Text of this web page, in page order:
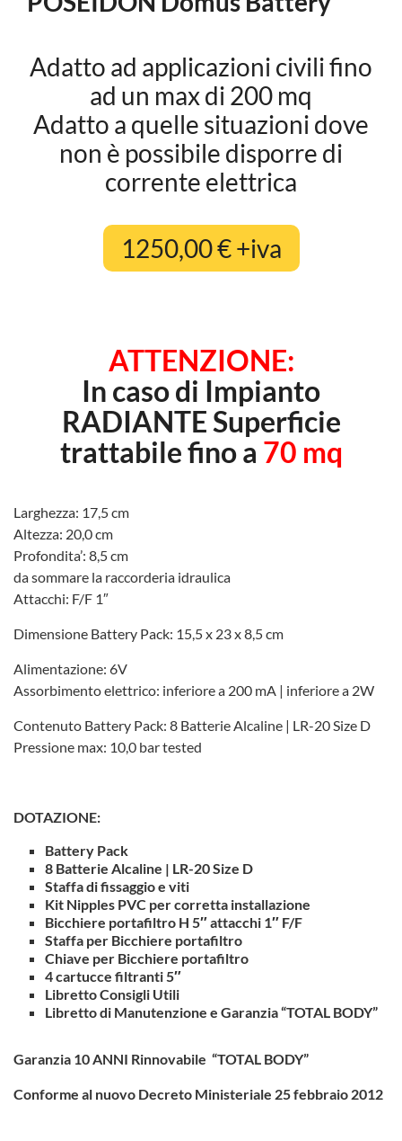
Adatto ad applicazioni civili fino
ad un max di 200 mq
Adatto a quelle situazioni dove
non è possibile disporre di
corrente elettrica
1250,00 € +iva
ATTENZIONE:
In caso di Impianto
RADIANTE Superficie
trattabile fino a 70 mq
Larghezza: 17,5 cm
Altezza: 20,0 cm
Profondita’: 8,5 cm
da sommare la raccorderia idraulica
Attacchi: F/F 1″
Dimensione Battery Pack: 15,5 x 23 x 8,5 cm
Alimentazione: 6V
Assorbimento elettrico: inferiore a 200 mA | inferiore a 2W
Contenuto Battery Pack: 8 Batterie Alcaline | LR-20 Size D
Pressione max: 10,0 bar tested
DOTAZIONE:
Battery Pack
8 Batterie Alcaline | LR-20 Size D
Staffa di fissaggio e viti
Kit Nipples PVC per corretta installazione
Bicchiere portafiltro H 5″ attacchi 1″ F/F
Staffa per Bicchiere portafiltro
Chiave per Bicchiere portafiltro
4 cartucce filtranti 5″
Libretto Consigli Utili
Libretto di Manutenzione e Garanzia “TOTAL BODY”
Garanzia 10 ANNI Rinnovabile “TOTAL BODY”
Conforme al nuovo Decreto Ministeriale 25 febbraio 2012